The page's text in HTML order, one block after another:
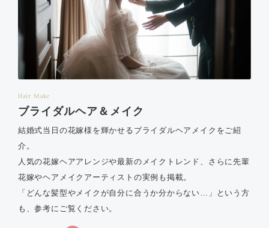
Hair Make
ブライダルヘア＆メイク
結婚式当日の花嫁様を輝かせるブライダルヘアメイクをご紹
介。
人気の花嫁ヘアアレンジや最新のメイクトレンド、さらに先輩
花嫁やヘアメイクアーティストの実例も掲載。
「どんな髪型やメイクが自分に合うか分からない…」という方
も、参考にご覧ください。